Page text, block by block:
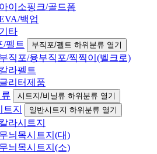
이소핑크/골드폼
백업
타
/펠트
부직포/펠트 하위분류 열기
직포/융부직포/찍찍이(벨크로)
라펠트
리터제품
시트지/비닐류 하위분류 열기
지 일반시트지 하위분류 열기
라시트지
늬목시트지(대)
늬목시트지(소)